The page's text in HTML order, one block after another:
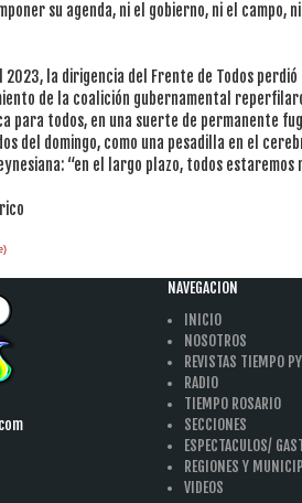
su agenda, ni el gobierno, ni el campo,
la dirigencia del Frente de Todos
de la coalición gubernamental
para todos, en una suerte de permanente
del domingo, como una pesadilla en el
“en el largo plazo, todos estaremos
NAVEGACION
INICIO
NOSOTROS
REVISTAS TIEMPO
RADIO
TIEMPO ROSARIO
SECCIONES
ESPECTACULOS/
REGIONES Y
VIDEOS